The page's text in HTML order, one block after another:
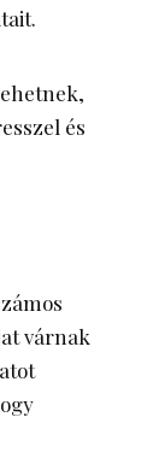
és
várnak